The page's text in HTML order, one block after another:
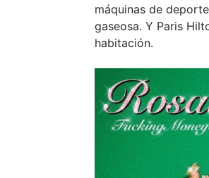
máquinas de
gaseosa. Y Paris
habitación.